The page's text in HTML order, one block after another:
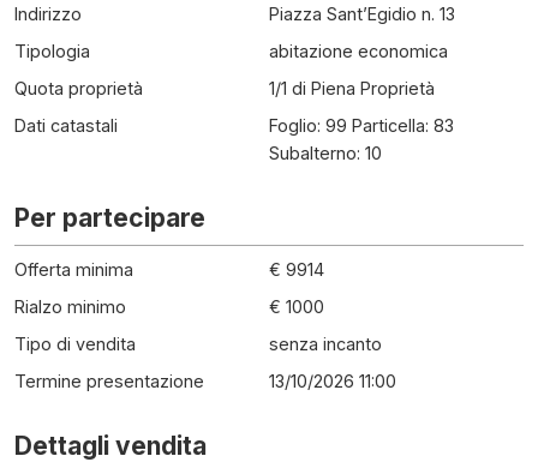
Indirizzo
Piazza Sant’Egidio n. 13
Tipologia
abitazione economica
Quota proprietà
1/1 di Piena Proprietà
Dati catastali
Foglio: 99 Particella: 83
Subalterno: 10
Per partecipare
Offerta minima
€ 9914
Rialzo minimo
€ 1000
Tipo di vendita
senza incanto
Termine presentazione
13/10/2026 11:00
Dettagli vendita